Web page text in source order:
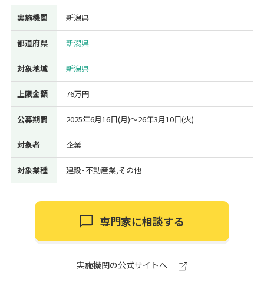
受付中のみ
検索
実施機関 新潟県
都道府県 新潟県
対象地域 新潟県
上限金額 76万円
公募期間 2025年6月16日(月)〜26年3月10日(火)
対象者 企業
対象業種 建設･不動産業,その他
専門家に相談する
実施機関の公式サイトへ